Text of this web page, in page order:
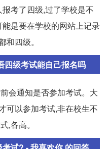
考了四级,过了学校是不
是要在学校的网站上记录
四级。
四级考试能自己报名吗
会通知是否参加考试。大
可以参加考试,非在校生不
,各高。